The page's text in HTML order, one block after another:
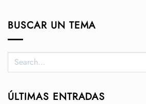
BUSCAR UN TEMA
ÚLTIMAS ENTRADAS